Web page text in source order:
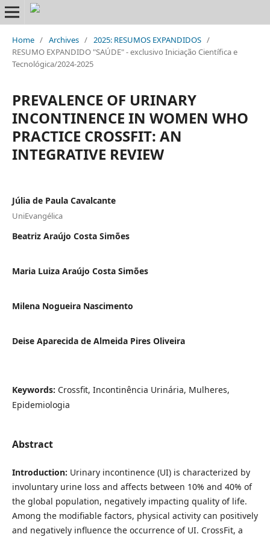
Home / Archives / 2025: RESUMOS EXPANDIDOS /
RESUMO EXPANDIDO "SAÚDE" - exclusivo Iniciação Científica e
Tecnológica/2024-2025
PREVALENCE OF URINARY
INCONTINENCE IN WOMEN WHO
PRACTICE CROSSFIT: AN
INTEGRATIVE REVIEW
Júlia de Paula Cavalcante
UniEvangélica
Beatriz Araújo Costa Simões
Maria Luiza Araújo Costa Simões
Milena Nogueira Nascimento
Deise Aparecida de Almeida Pires Oliveira
Keywords: Crossfit, Incontinência Urinária, Mulheres,
Epidemiologia
Abstract
Introduction: Urinary incontinence (UI) is characterized by
involuntary urine loss and affects between 10% and 40% of
the global population, negatively impacting quality of life.
Among the modifiable factors, physical activity can positively
and negatively influence the occurrence of UI. CrossFit, a